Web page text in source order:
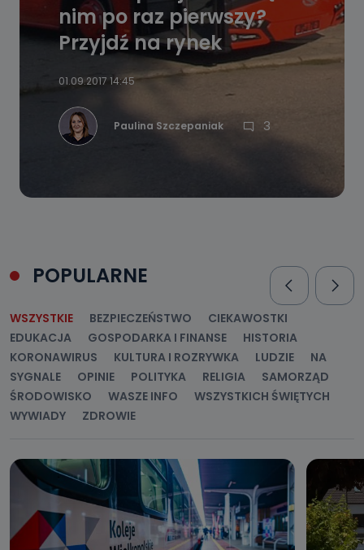
nim po raz pierwszy?
Przyjdź na rynek
01.09.2017 14:45
Paulina Szczepaniak 3
POPULARNE
WSZYSTKIE BEZPIECZEŃSTWO
CIEKAWOSTKI
EDUKACJA
GOSPODARKA I FINANSE
HISTORIA
KORONAWIRUS
KULTURA I ROZRYWKA LUDZIE
NA
SYGNALE
OPINIE POLITYKA RELIGIA
SAMORZĄD
ŚRODOWISKO
WASZE INFO
WSZYSTKICH ŚWIĘTYCH
WYWIADY
ZDROWIE